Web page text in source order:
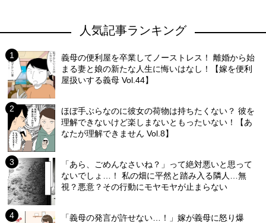
人気記事ランキング
義母の便利屋を卒業してノーストレス！ 離婚から始
まる妻と娘の新たな人生に悔いはなし！【嫁を便利
屋扱いする義母 Vol.44】
ほぼ手ぶらなのに彼女の荷物は持ちたくない？ 彼を
理解できないけど楽しまないともったいない！【あ
なたが理解できません Vol.8】
「あら、ごめんなさいね？」って絶対悪いと思って
ないでしょ…！ 私の畑に平然と踏み入る隣人…無
視？悪意？その行動にモヤモヤが止まらない
「義母の発言が許せない…！」嫁が義母に怒り爆